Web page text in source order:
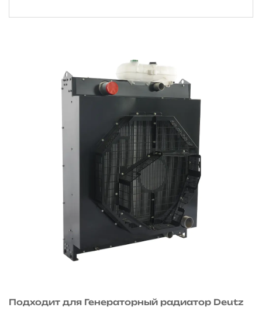
Подходит для Генераторный радиатор Deutz